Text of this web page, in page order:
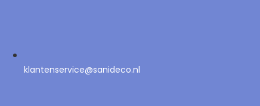
klantenservice@sanideco.nl